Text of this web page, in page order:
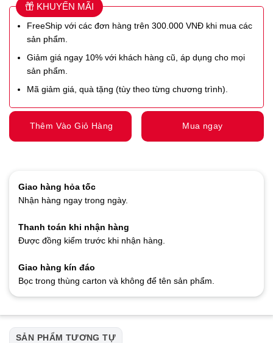
KHUYẾN MÃI
FreeShip với các đơn hàng trên 300.000 VNĐ khi mua các
sản phẩm.
Giảm giá ngay 10% với khách hàng cũ, áp dụng cho mọi
sản phẩm.
Mã giảm giá, quà tặng (tùy theo từng chương trình).
Thêm Vào Giỏ Hàng Mua ngay
Giao hàng hỏa tốc
Nhận hàng ngay trong ngày.
Thanh toán khi nhận hàng
Được đồng kiểm trước khi nhận hàng.
Giao hàng kín đáo
Bọc trong thùng carton và không để tên sản phẩm.
SẢN PHẨM TƯƠNG TỰ